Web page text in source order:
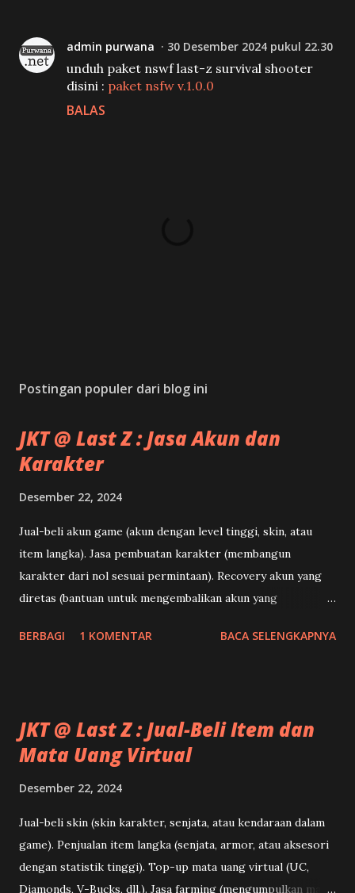
admin purwana 30 Desember 2024 pukul 22.30
unduh paket nswf last-z survival shooter
disini : paket nsfw v.1.0.0
BALAS
s
r
o
d
k
/
a
s
a
Postingan populer dari blog ini
JKT @ Last Z : Jasa Akun dan
Karakter
Desember 22, 2024
Jual-beli akun game (akun dengan level tinggi, skin, atau
item langka). Jasa pembuatan karakter (membangun
karakter dari nol sesuai permintaan). Recovery akun yang
diretas (bantuan untuk mengembalikan akun yang
BERBAGI 1 KOMENTAR BACA SELENGKAPNYA
JKT @ Last Z : Jual-Beli Item dan
Mata Uang Virtual
Desember 22, 2024
Jual-beli skin (skin karakter, senjata, atau kendaraan dalam
game). Penjualan item langka (senjata, armor, atau aksesori
dengan statistik tinggi). Top-up mata uang virtual (UC,
Diamonds, V-Bucks, dll.). Jasa farming (mengumpulkan mata